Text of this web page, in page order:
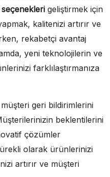
seçenekleri geliştirmek için
kalitenizi artırır ve
rekabetçi avantaj
yeni teknolojilerin ve
farklılaştırmanıza
geri bildirimlerini
beklentilerini
çözümler
olarak ürünlerinizi
artırır ve müşteri